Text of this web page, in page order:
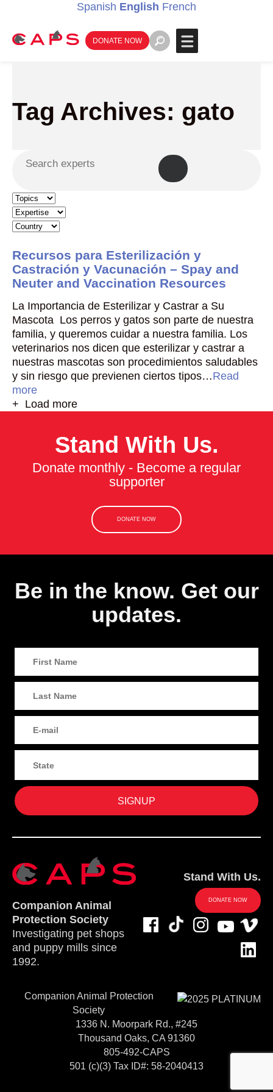
Spanish English French
DONATE NOW
Tag Archives: gato
Recursos para Esterilización y
Castración y Vacunación – Spay and
Neuter and Vaccination Resources
La Importancia de Esterilizar y Castrar a Su
Mascota Los perros y gatos son parte de nuestra
familia, y queremos cuidar a nuestra familia. Los
veterinarios nos dicen que esterilizar y castrar a
nuestras mascotas son procedimientos saludables
y sin riesgo que previenen ciertos tipos…Read
more
+ Load more
Stand With Us.
Donate monthly - Become a regular
supporter
DONATE NOW
Be in the know. Get our
updates.
Companion Animal
Protection Society
Investigating pet shops
and puppy mills since
1992.
Stand With Us.
DONATE NOW
Companion Animal Protection
Society
1336 N. Moorpark Rd., #245
Thousand Oaks, CA 91360
805-492-CAPS
501 (c)(3) Tax ID#: 58-2040413